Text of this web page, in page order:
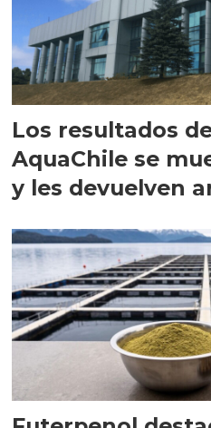
Los resultados
AquaChile se
y les devuelven